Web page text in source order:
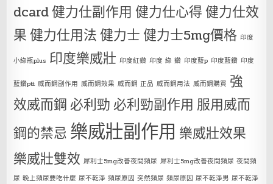
dcard健力仕副作用 健力仕心得健力仕效
果健力仕用法健力士健力士5mg價格 印度
小綠瓶plus 印度樂威壯 印度紅鑽 印度 綠 鑽 印度藍p 印度藍鑽 印度
藍鑽ptt 威而鋼副作用 威而鋼效果 威而鋼 正品 威而鋼用法 威而鋼購買 強
效威而鋼 必利勁 必利勁副作用 服用威而
鋼的禁忌 樂威壯副作用 樂威壯效果
樂威壯雙效 犀利士5mg改善夜間頻尿 犀利士5mg改善夜間頻尿 夜間頻
尿 晚上頻尿要吃什麼 尿不乾淨 頻尿原因 突然頻尿 頻尿原因 尿不乾淨男 尿不乾淨